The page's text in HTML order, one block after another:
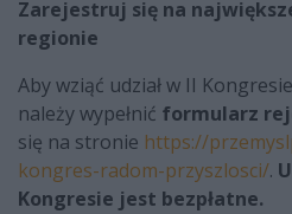
Zarejestruj się na
regionie
Aby wziąć udział w II
należy wypełnić formularz
się na stronie https://
kongres-radom-przyszlosci/.
Kongresie jest bezpłatne.